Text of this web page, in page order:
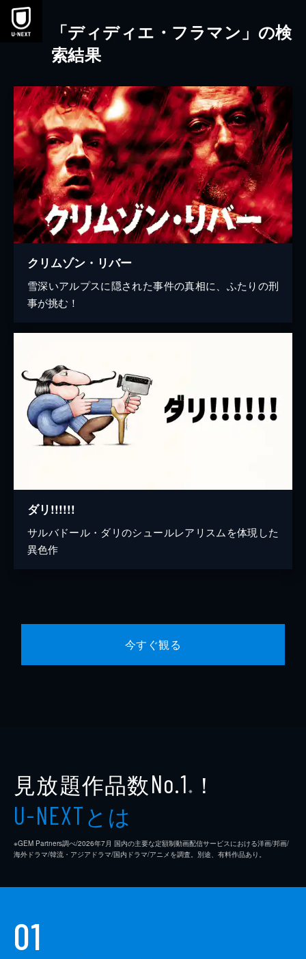
本文へスキップ
「ディディエ・フラマン」の検
索結果
クリムゾン・リバー
雪深いアルプスに隠された事件の真相に、ふたりの刑
事が挑む！
ダリ!!!!!!
サルバドール・ダリのシュールレアリスムを体現した
異色作
今すぐ観る
見放題作品数No.1 ※ ！
U-NEXTとは
※GEM Partners調べ/2026年7⽉ 国内の主要な定額制動画配信サービスにおける洋画/邦画/
海外ドラマ/韓流・アジアドラマ/国内ドラマ/アニメを調査。別途、有料作品あり。
01